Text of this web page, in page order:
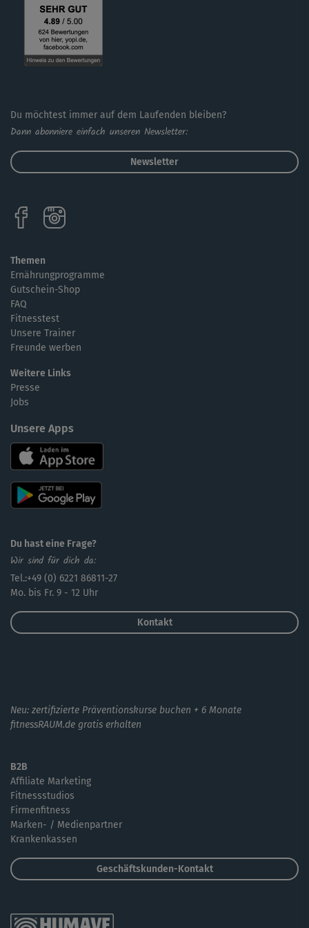
Du möchtest immer auf dem Laufenden bleiben?
Dann abonniere einfach unseren Newsletter:
Newsletter
Themen
Ernährungprogramme
Gutschein-Shop
FAQ
Fitnesstest
Unsere Trainer
Freunde werben
Weitere Links
Presse
Jobs
Unsere Apps
Du hast eine Frage?
Wir sind für dich da:
Tel.:+49 (0) 6221 86811-27
Mo. bis Fr. 9 - 12 Uhr
Kontakt
Neu: zertifizierte Präventionskurse buchen + 6 Monate
fitnessRAUM.de gratis erhalten
B2B
Affiliate Marketing
Fitnessstudios
Firmenfitness
Marken- / Medienpartner
Krankenkassen
Geschäftskunden-Kontakt